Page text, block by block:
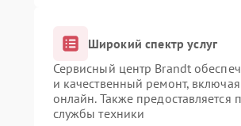
Широкий спектр услуг
Сервисный центр Brandt
и качественный ремонт,
онлайн. Также
службы техники